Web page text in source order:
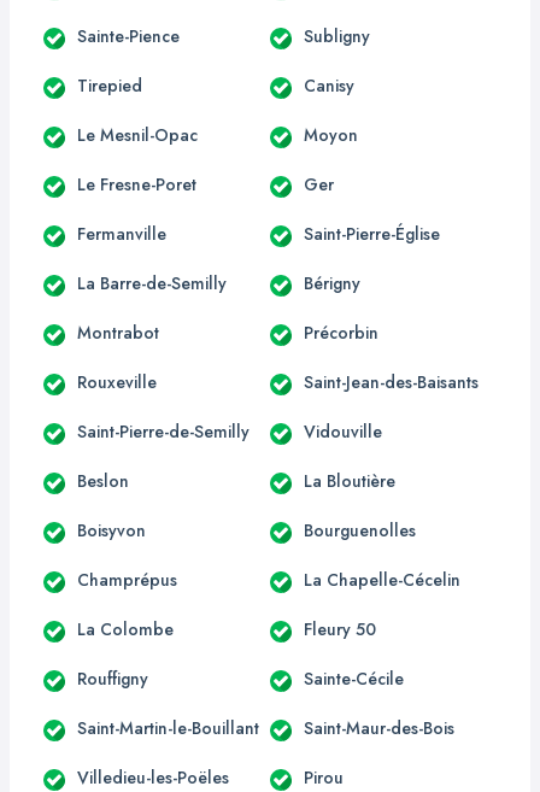
Sainte-Pience Subligny
Tirepied Canisy
Le Mesnil-Opac Moyon
Le Fresne-Poret Ger
Fermanville Saint-Pierre-Église
La Barre-de-Semilly Bérigny
Montrabot Précorbin
Rouxeville Saint-Jean-des-Baisants
Saint-Pierre-de-Semilly Vidouville
Beslon La Bloutière
Boisyvon Bourguenolles
Champrépus La Chapelle-Cécelin
La Colombe Fleury 50
Rouffigny Sainte-Cécile
Saint-Martin-le-Bouillant Saint-Maur-des-Bois
Villedieu-les-Poëles Pirou